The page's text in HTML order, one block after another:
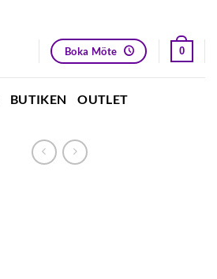
Boka Möte 0
BUTIKEN OUTLET